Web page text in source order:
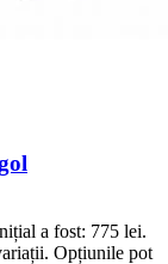
a fost: 775 lei.
Opțiunile pot